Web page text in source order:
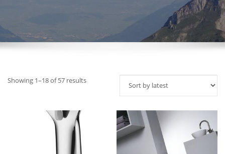
Showing 1–18 of 57 results